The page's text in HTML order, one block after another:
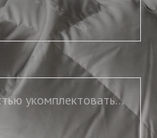
Нужны подушки, нужно полностью укомплектовать постель, нужны скатерть и салфетки